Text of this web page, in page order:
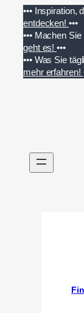
Inhalt
springen
••• Inspiration,
entdecken! •••
••• Machen
geht es!•••
••• Was Sie
mehr erfahren!